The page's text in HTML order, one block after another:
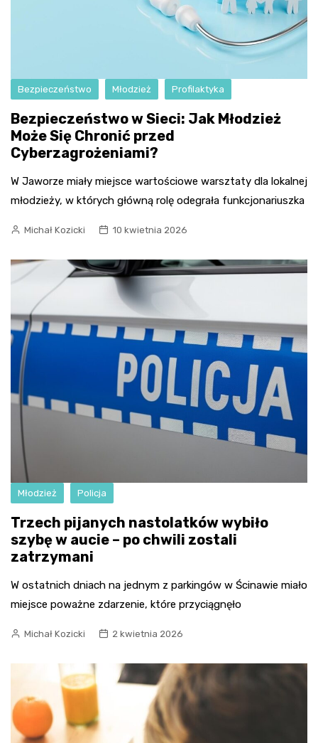
Bezpieczeństwo Młodzież Profilaktyka
Bezpieczeństwo w Sieci: Jak Młodzież
Może Się Chronić przed
Cyberzagrożeniami?
W Jaworze miały miejsce wartościowe warsztaty dla lokalnej
młodzieży, w których główną rolę odegrała funkcjonariuszka
Michał Kozicki 10 kwietnia 2026
Młodzież Policja
Trzech pijanych nastolatków wybiło
szybę w aucie – po chwili zostali
zatrzymani
W ostatnich dniach na jednym z parkingów w Ścinawie miało
miejsce poważne zdarzenie, które przyciągnęło
Michał Kozicki 2 kwietnia 2026